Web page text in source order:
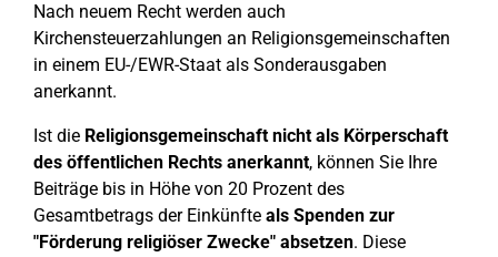
Nach neuem Recht werden auch
Kirchensteuerzahlungen an Religionsgemeinschaften
in einem EU-/EWR-Staat als Sonderausgaben
anerkannt.
Ist die Religionsgemeinschaft nicht als Körperschaft
des öffentlichen Rechts anerkannt, können Sie Ihre
Beiträge bis in Höhe von 20 Prozent des
Gesamtbetrags der Einkünfte als Spenden zur
"Förderung religiöser Zwecke" absetzen. Diese